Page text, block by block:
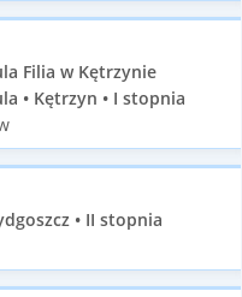
Filia w Kętrzynie
• Kętrzyn • I stopnia
• II stopnia